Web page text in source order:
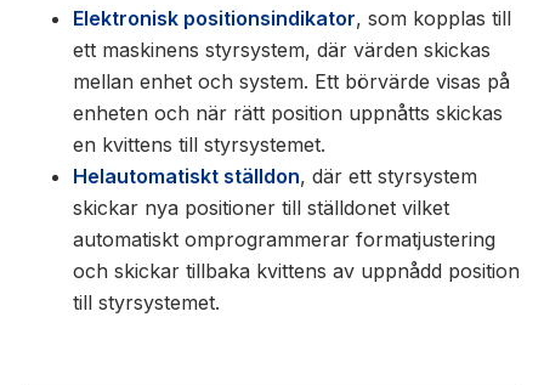
Elektronisk positionsindikator, som kopplas till
ett maskinens styrsystem, där värden skickas
mellan enhet och system. Ett börvärde visas på
enheten och när rätt position uppnåtts skickas
en kvittens till styrsystemet.
Helautomatiskt ställdon, där ett styrsystem
skickar nya positioner till ställdonet vilket
automatiskt omprogrammerar formatjustering
och skickar tillbaka kvittens av uppnådd position
till styrsystemet.